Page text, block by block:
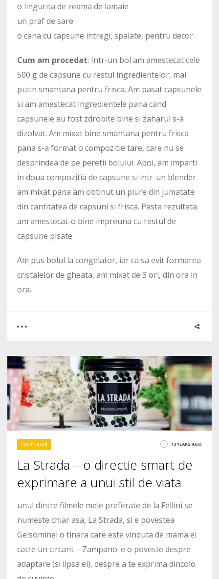
o lingurita de zeama de lamaie
un praf de sare
o cana cu capsune intregi, spalate, pentru decor
Cum am procedat: Intr-un bol am amestecat cele
500 g de capsune cu restul ingredientelor, mai
putin smantana pentru frisca. Am pasat capsunele
si am amestecat ingredientele pana cand
capsunele au fost zdrobite bine si zaharul s-a
dizolvat. Am mixat bine smantana pentru frisca
pana s-a format o compozitie tare, care nu se
desprindea de pe peretii bolului. Apoi, am imparti
in doua compozitia de capsune si intr-un blender
am mixat pana am obtinut un piure din jumatate
din cantitatea de capsuni si frisca. Pasta rezultata
am amestecat-o bine impreuna cu restul de
capsune pisate.
Am pus bolul la congelator, iar ca sa evit formarea
cristalelor de gheata, am mixat de 3 ori, din ora in
ora.
0
4804
CULTURALE 13 YEARS AGO
La Strada – o directie smart de
exprimare a unui stil de viata
unul dintre filmele mele preferate de la Fellini se
numeste chiar asa, La Strada, si e povestea
Gelsominei o tinara care este vinduta de mama ei
catre un circant – Zampano. e o poveste despre
adaptare (si lipsa ei), despre a te exprima dincolo